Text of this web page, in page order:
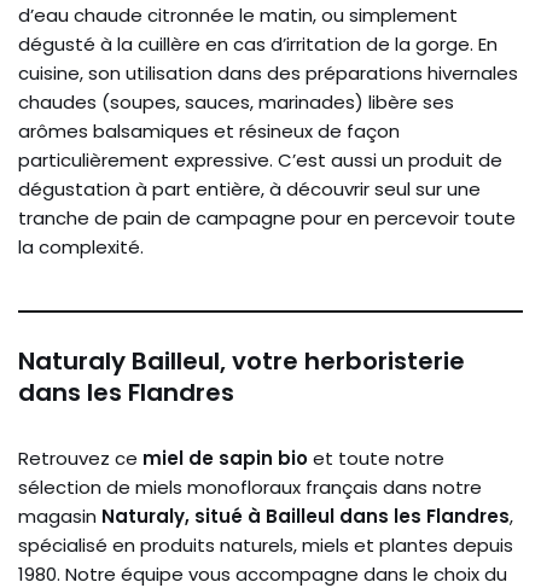
d’eau chaude citronnée le matin, ou simplement
dégusté à la cuillère en cas d’irritation de la gorge. En
cuisine, son utilisation dans des préparations hivernales
chaudes (soupes, sauces, marinades) libère ses
arômes balsamiques et résineux de façon
particulièrement expressive. C’est aussi un produit de
dégustation à part entière, à découvrir seul sur une
tranche de pain de campagne pour en percevoir toute
la complexité.
Naturaly Bailleul, votre herboristerie
dans les Flandres
Retrouvez ce miel de sapin bioet toute notre
sélection de miels monofloraux français dans notre
magasin Naturaly, situé à Bailleul dans les Flandres,
spécialisé en produits naturels, miels et plantes depuis
1980. Notre équipe vous accompagne dans le choix du